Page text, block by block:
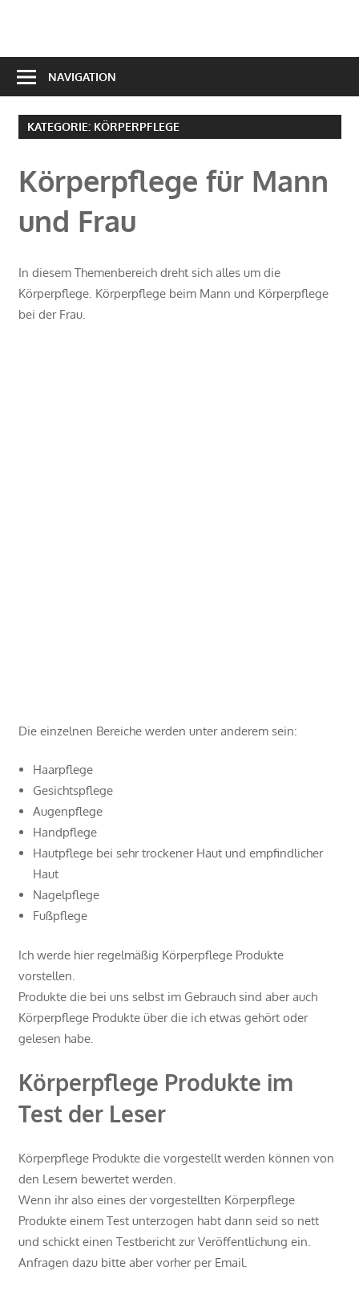
NAVIGATION
KATEGORIE: KÖRPERPFLEGE
Körperpflege für Mann
und Frau
In diesem Themenbereich dreht sich alles um die
Körperpflege. Körperpflege beim Mann und Körperpflege
bei der Frau.
Die einzelnen Bereiche werden unter anderem sein:
Haarpflege
Gesichtspflege
Augenpflege
Handpflege
Hautpflege bei sehr trockener Haut und empfindlicher
Haut
Nagelpflege
Fußpflege
Ich werde hier regelmäßig Körperpflege Produkte
vorstellen.
Produkte die bei uns selbst im Gebrauch sind aber auch
Körperpflege Produkte über die ich etwas gehört oder
gelesen habe.
Körperpflege Produkte im
Test der Leser
Körperpflege Produkte die vorgestellt werden können von
den Lesern bewertet werden.
Wenn ihr also eines der vorgestellten Körperpflege
Produkte einem Test unterzogen habt dann seid so nett
und schickt einen Testbericht zur Veröffentlichung ein.
Anfragen dazu bitte aber vorher per Email.